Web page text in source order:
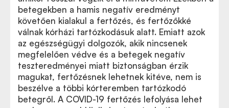
betegekben a hamis negatív eredményt
követően kialakul a fertőzés, és fertőzőkké
válnak kórházi tartózkodásuk alatt. Emiatt azok
az egészségügyi dolgozók, akik nincsenek
megfelelően védve és a betegek negatív
teszteredményei miatt biztonságban érzik
magukat, fertőzésnek lehetnek kitéve, nem is
beszélve a többi kórteremben tartózkodó
betegről. A COVID-19 fertőzés lefolyása lehet